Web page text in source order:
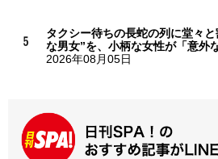
タクシー待ちの長蛇の列に堂々
な男女”を、小柄な女性が「意外
2026年08月05日